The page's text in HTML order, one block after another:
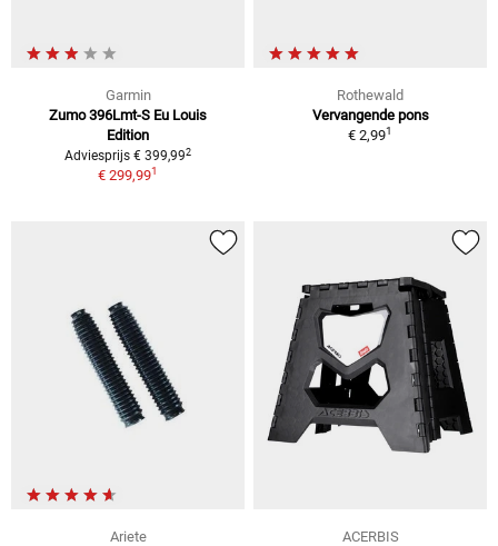
Garmin
Zumo 396Lmt-S Eu Louis
Edition
Adviesprijs € 399,992
€ 299,991
Rothewald
Vervangende pons
€ 2,991
Ariete
ACERBIS